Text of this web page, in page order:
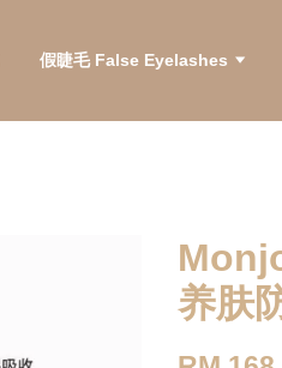
假睫毛 False Eyelashes
养肤